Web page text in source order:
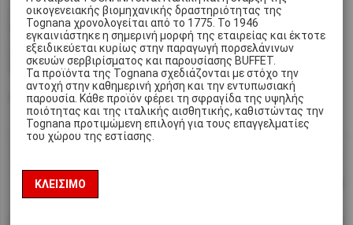
€7,90
[#44360] NIS6040829
Αυθεντικό μπωλ ρυζιού
Ιαπωνίας, φ13xΥ7cm, HANA
BLUE, made in Japan
Διαθέσιμο
Αποστολή σε 1-2 ημέρες
€7,30
[#44359] NIS6041008
Αυθεντικό μπωλ ρυζιού
Ιαπωνίας, φ13xΥ7cm,
JAPANESE BLUE, made in
Japan
Διαθέσιμο
Αποστολή σε 1-2 ημέρες
οικογενειακής βιομηχανικής δραστηριότητας της
Tognana χρονολογείται από το 1775. Το 1946
εγκαινιάστηκε η σημερινή μορφή της εταιρείας και έκτοτε
εξειδικεύεται κυρίως στην παραγωγή πορσελάνινων
σκευών σερβιρίσματος και παρουσίασης BUFFET.
Τα προϊόντα της Tognana σχεδιάζονται με στόχο την
αντοχή στην καθημερινή χρήση και την εντυπωσιακή
παρουσία. Κάθε προϊόν φέρει τη σφραγίδα της υψηλής
ποιότητας και της ιταλικής αισθητικής, καθιστώντας την
Tognana προτιμώμενη επιλογή για τους επαγγελματίες
του χώρου της εστίασης.
ΚΛΕΊΣΙΜΟ